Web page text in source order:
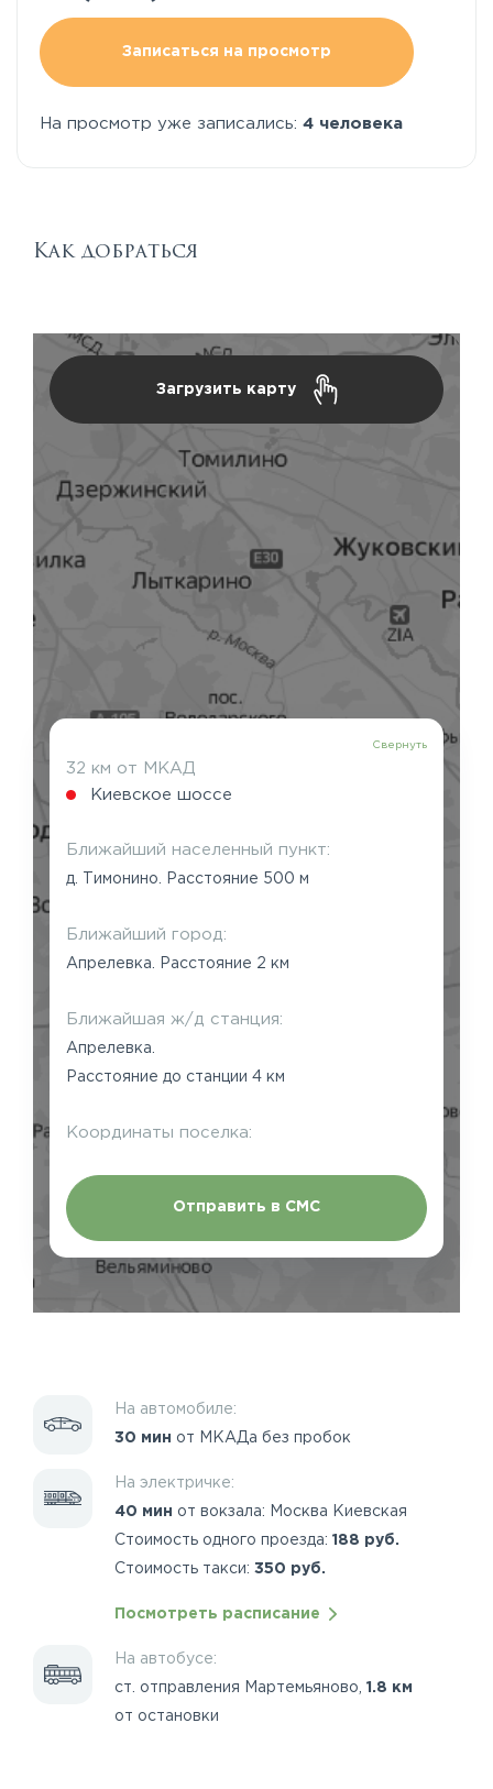
Записаться на просмотр
На просмотр уже записались: 4 человека
Как добраться
Загрузить карту
Свернуть
32 км от МКАД
Киевское шоссе
Ближайший населенный пункт:
д. Тимонино. Расстояние 500 м
Ближайший город:
Апрелевка. Расстояние 2 км
Ближайшая ж/д станция:
Апрелевка.
Расстояние до станции 4 км
Координаты поселка:
Отправить в СМС
На автомобиле:
30 мин от МКАДа без пробок
На электричке:
40 мин от вокзала: Москва Киевская
Стоимость одного проезда: 188 руб.
Стоимость такси: 350 руб.
Посмотреть расписание
На автобусе:
ст. отправления Мартемьяново, 1.8 км
от остановки